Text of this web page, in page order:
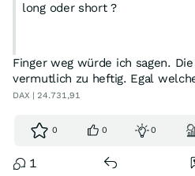
long oder short ?
Finger weg würde ich sagen.
vermutlich zu heftig. Egal
DAX | 24.731,91
0 0 0
1